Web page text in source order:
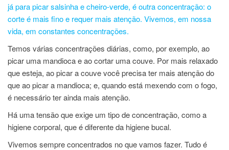
já para picar salsinha e cheiro-verde, é outra concentração: o
corte é mais fino e requer mais atenção. Vivemos, em nossa
vida, em constantes concentrações.
Temos várias concentrações diárias, como, por exemplo, ao
picar uma mandioca e ao cortar uma couve. Por mais relaxado
que esteja, ao picar a couve você precisa ter mais atenção do
que ao picar a mandioca; e, quando está mexendo com o fogo,
é necessário ter ainda mais atenção.
Há uma tensão que exige um tipo de concentração, como a
higiene corporal, que é diferente da higiene bucal.
Vivemos sempre concentrados no que vamos fazer. Tudo é